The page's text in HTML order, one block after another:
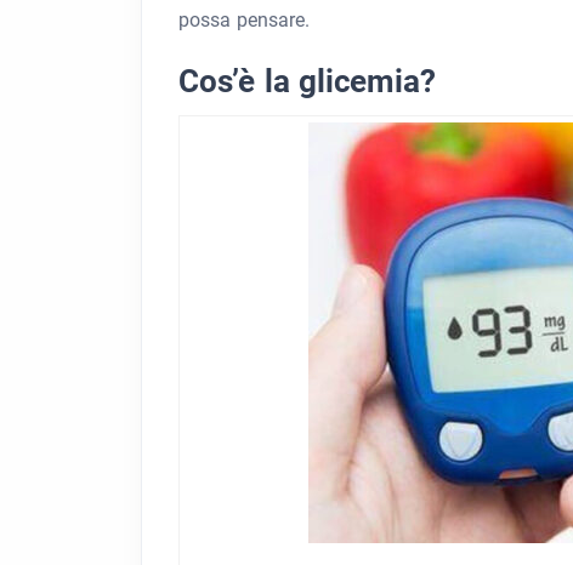
possa pensare.
Cos’è la glicemia?